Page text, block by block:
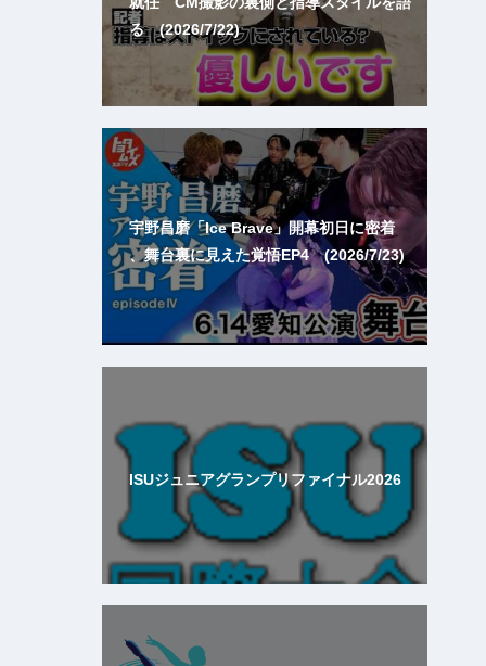
る (2026/7/22)
宇野昌磨「Ice Brave」開幕初日に密着
、舞台裏に見えた覚悟EP4 (2026/7/23)
ISUジュニアグランプリファイナル2026